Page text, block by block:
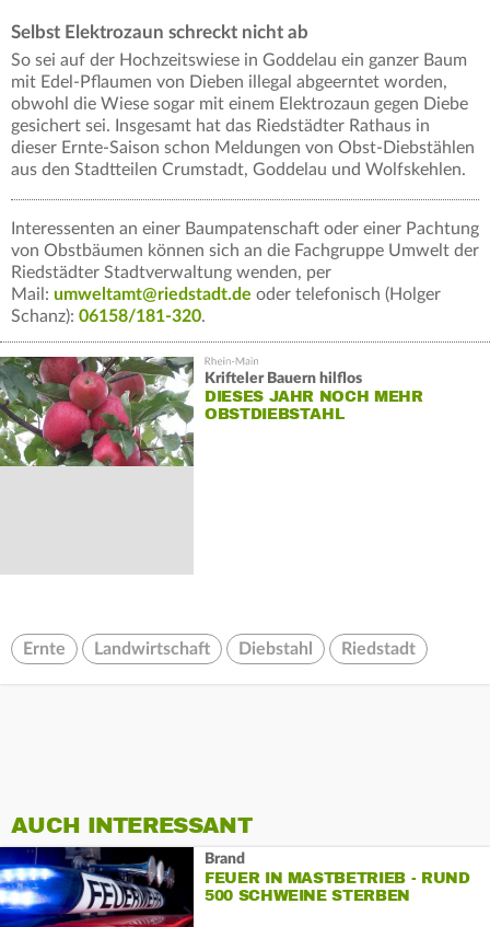
Selbst Elektrozaun schreckt nicht ab
So sei auf der Hochzeitswiese in Goddelau ein ganzer Baum
mit Edel-Pflaumen von Dieben illegal abgeerntet worden,
obwohl die Wiese sogar mit einem Elektrozaun gegen Diebe
gesichert sei. Insgesamt hat das Riedstädter Rathaus in
dieser Ernte-Saison schon Meldungen von Obst-Diebstählen
aus den Stadtteilen Crumstadt, Goddelau und Wolfskehlen.
Interessenten an einer Baumpatenschaft oder einer Pachtung
von Obstbäumen können sich an die Fachgruppe Umwelt der
Riedstädter Stadtverwaltung wenden, per
Mail: umweltamt@riedstadt.de oder telefonisch (Holger
Schanz): 06158/181-320.
Krifteler Bauern hilflos
DIESES JAHR NOCH MEHR
OBSTDIEBSTAHL
Ernte Landwirtschaft Diebstahl Riedstadt
AUCH INTERESSANT
Brand
FEUER IN MASTBETRIEB - RUND
500 SCHWEINE STERBEN